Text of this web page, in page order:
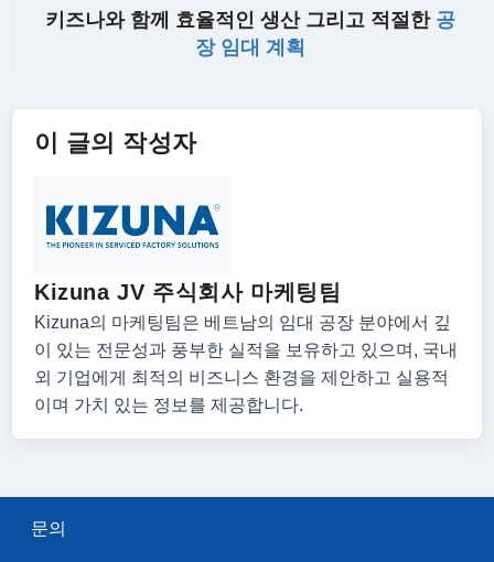
키즈나와 함께 효율적인 생산 그리고 적절한 공
장 임대 계획
이 글의 작성자
Kizuna JV 주식회사 마케팅팀
Kizuna의 마케팅팀은 베트남의 임대 공장 분야에서 깊
이 있는 전문성과 풍부한 실적을 보유하고 있으며, 국내
외 기업에게 최적의 비즈니스 환경을 제안하고 실용적
이며 가치 있는 정보를 제공합니다.
문의